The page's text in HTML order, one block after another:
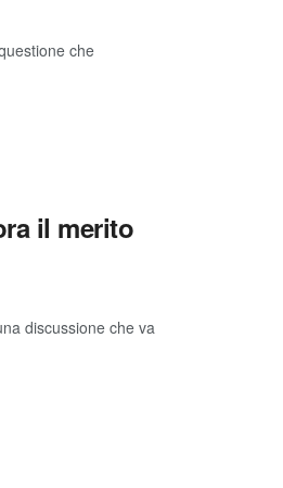
che
il merito
discussione che va